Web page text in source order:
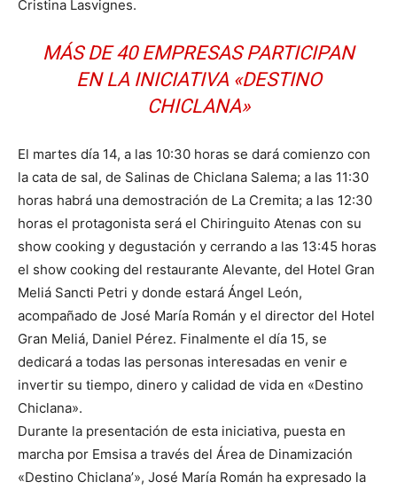
Cristina Lasvignes.
MÁS DE 40 EMPRESAS PARTICIPAN
EN LA INICIATIVA «DESTINO
CHICLANA»
El martes día 14, a las 10:30 horas se dará comienzo con
la cata de sal, de Salinas de Chiclana Salema; a las 11:30
horas habrá una demostración de La Cremita; a las 12:30
horas el protagonista será el Chiringuito Atenas con su
show cooking y degustación y cerrando a las 13:45 horas
el show cooking del restaurante Alevante, del Hotel Gran
Meliá Sancti Petri y donde estará Ángel León,
acompañado de José María Román y el director del Hotel
Gran Meliá, Daniel Pérez. Finalmente el día 15, se
dedicará a todas las personas interesadas en venir e
invertir su tiempo, dinero y calidad de vida en «Destino
Chiclana».
Durante la presentación de esta iniciativa, puesta en
marcha por Emsisa a través del Área de Dinamización
«Destino Chiclana’», José María Román ha expresado la